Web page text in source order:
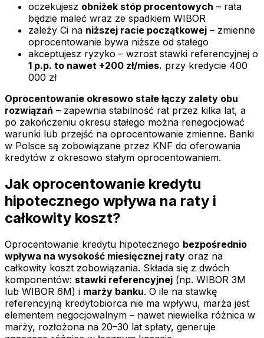
oczekujesz obniżek stóp procentowych – rata
będzie maleć wraz ze spadkiem WIBOR
zależy Ci na niższej racie początkowej – zmienne
oprocentowanie bywa niższe od stałego
akceptujesz ryzyko – wzrost stawki referencyjnej o
1 p.p. to nawet +200 zł/mies. przy kredycie 400
000 zł
Oprocentowanie okresowo stałe łączy zalety obu
rozwiązań – zapewnia stabilność rat przez kilka lat, a
po zakończeniu okresu stałego można renegocjować
warunki lub przejść na oprocentowanie zmienne. Banki
w Polsce są zobowiązane przez KNF do oferowania
kredytów z okresowo stałym oprocentowaniem.
Jak oprocentowanie kredytu
hipotecznego wpływa na raty i
całkowity koszt?
Oprocentowanie kredytu hipotecznego bezpośrednio
wpływa na wysokość miesięcznej raty oraz na
całkowity koszt zobowiązania. Składa się z dwóch
komponentów: stawki referencyjnej (np. WIBOR 3M
lub WIBOR 6M) i marży banku. O ile na stawkę
referencyjną kredytobiorca nie ma wpływu, marża jest
elementem negocjowalnym – nawet niewielka różnica w
marży, rozłożona na 20–30 lat spłaty, generuje